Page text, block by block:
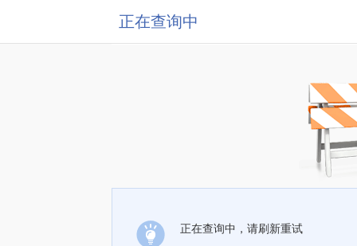
正在查询中
正在查询中，请刷新重试